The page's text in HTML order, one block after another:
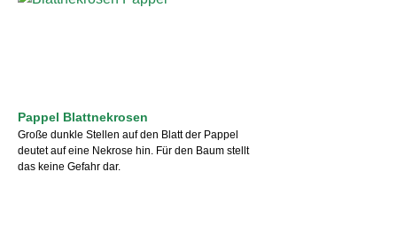
Pappel Blattnekrosen
Große dunkle Stellen auf den Blatt der Pappel
deutet auf eine Nekrose hin. Für den Baum stellt
das keine Gefahr dar.